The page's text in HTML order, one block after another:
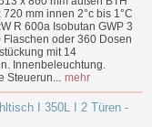
mm innen 2°c bis 1°C
R 600a Isobutan GWP 3
Flaschen oder 360 Dosen
mit 14
Innenbeleuchtung.
Steuerun... mehr
I 350L I 2 Türen -